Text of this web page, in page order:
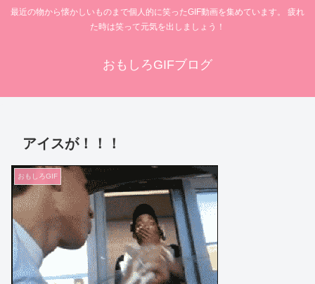
最近の物から懐かしいものまで個人的に笑ったGIF動画を集めています。 疲れ
た時は笑って元気を出しましょう！
おもしろGIFブログ
アイスが！！！
おもしろGIF